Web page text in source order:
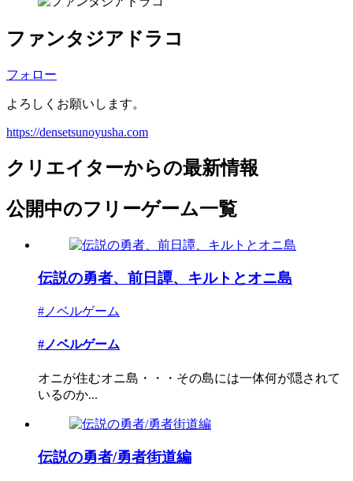
ファンタジアドラコ
フォロー
よろしくお願いします。
https://densetsunoyusha.com
クリエイターからの最新情報
公開中のフリーゲーム一覧
伝説の勇者、前日譚、キルトとオニ島
#ノベルゲーム
#ノベルゲーム
オニが住むオニ島・・・その島には一体何が隠されて
いるのか...
伝説の勇者/勇者街道編